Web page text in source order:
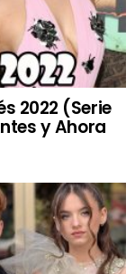
2022 (Serie
y Ahora